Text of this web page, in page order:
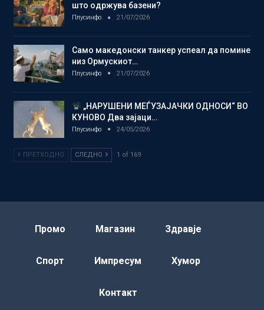
што одржува базени?
Плусинфо 21/07/2026
Само македонски танкер успеал да помине
низ Ормускиот…
Плусинфо 21/07/2026
„НАРУШЕНИ МЕЃУЗАЈАЧКИ ОДНОСИ“ ВО
КУНОВО Два зајаци…
Плусинфо 24/05/2026
ПРЕТХОДНО СЛЕДНО 1 of 169
Промо Магазин Здравје
Спорт Импресум Хумор
Контакт